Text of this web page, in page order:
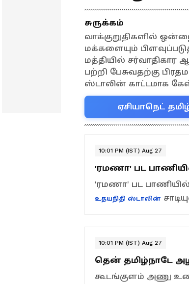
சுருக்கம்
வாக்குறுதிகளில்
மக்களையும்
மத்தியில்
பற்றி பேசுவதற்கு
ஸ்டாலின் காட்டமாக
ஏசியாநெட்
10:01 PM (IST) Aug 27
'ரமணா' பட
'ரமணா' பட
உதயநிதி ஸ்டாலின்
10:01 PM (IST) Aug 27
தென் தமிழ்நாடே
கூடங்குளம் அணு